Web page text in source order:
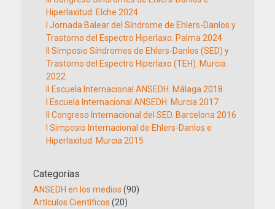
Hiperlaxitud. Elche 2024
I Jornada Balear del Síndrome de Ehlers-Danlos y
Trastorno del Espectro Hiperlaxo. Palma 2024
II Simposio Síndromes de Ehlers-Danlos (SED) y
Trastorno del Espectro Hiperlaxo (TEH). Murcia
2022
II Escuela Internacional ANSEDH. Málaga 2018
I Escuela Internacional ANSEDH. Murcia 2017
II Congreso Internacional del SED. Barcelona 2016
I Simposio Internacional de Ehlers-Danlos e
Hiperlaxitud. Murcia 2015
Categorías
ANSEDH en los medios (90)
Artículos Científicos (20)